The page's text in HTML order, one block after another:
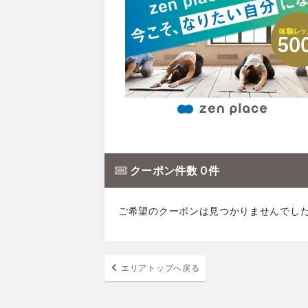
クーポン件数 0 件
ご希望のクーポンは見つかりませんでし
エリアトップへ戻る